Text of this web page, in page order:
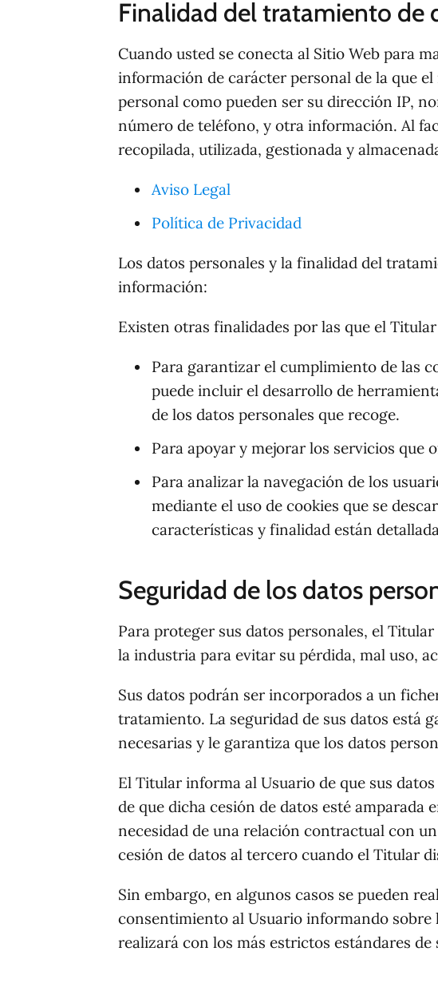
Finalidad del tratamiento de
Cuando usted se conecta al Sitio Web para
información de carácter personal de la que
personal como pueden ser su dirección IP,
número de teléfono, y otra información. Al
recopilada, utilizada, gestionada y
Aviso Legal
Política de Privacidad
Los datos personales y la finalidad del
información:
Existen otras finalidades por las que el
Para garantizar el cumplimiento de las
puede incluir el desarrollo de
de los datos personales que recoge.
Para apoyar y mejorar los servicios que
Para analizar la navegación de los
mediante el uso de cookies que se
características y finalidad están
Seguridad de los datos
Para proteger sus datos personales, el
la industria para evitar su pérdida, mal uso,
Sus datos podrán ser incorporados a un
tratamiento. La seguridad de sus datos está
necesarias y le garantiza que los datos
El Titular informa al Usuario de que sus
de que dicha cesión de datos esté
necesidad de una relación contractual con
cesión de datos al tercero cuando el Titular
Sin embargo, en algunos casos se pueden
consentimiento al Usuario informando sobre
realizará con los más estrictos estándares de